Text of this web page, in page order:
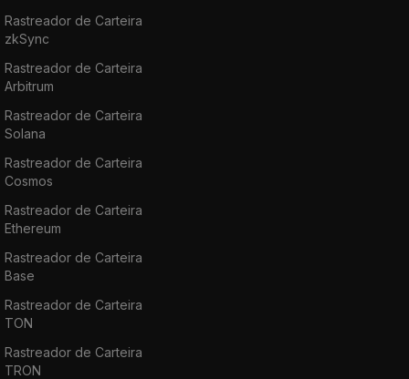
Rastreador de Carteira
zkSync
Rastreador de Carteira
Arbitrum
Rastreador de Carteira
Solana
Rastreador de Carteira
Cosmos
Rastreador de Carteira
Ethereum
Rastreador de Carteira
Base
Rastreador de Carteira
TON
Rastreador de Carteira
TRON